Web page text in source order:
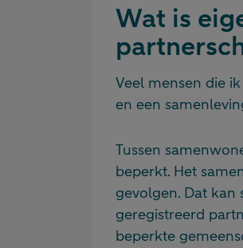
Wat is
Veel mensen die
en een
Tussen
beperkt. Het
gevolgen. Dat kan
geregistreerd
beperkte